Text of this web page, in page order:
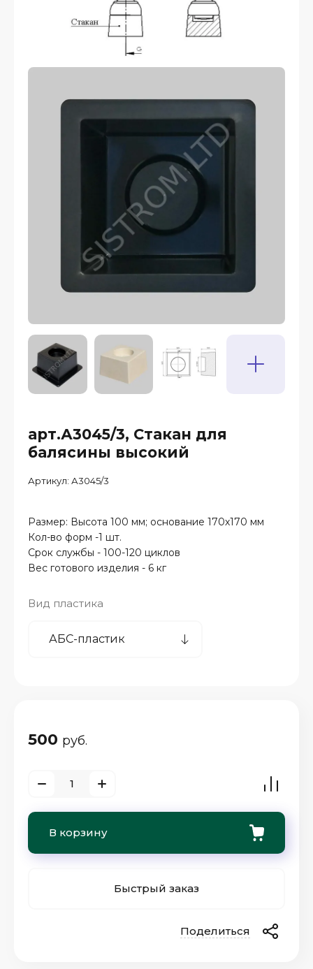
арт.А3045/3, Стакан для
балясины высокий
Артикул: А3045/3
Размер: Высота 100 мм; основание 170х170 мм
Кол-во форм -1 шт.
Срок службы - 100-120 циклов
Вес готового изделия - 6 кг
Вид пластика
500 руб.
В корзину
Быстрый заказ
Поделиться